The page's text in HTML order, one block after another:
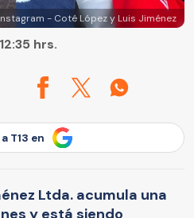
- Coté López y Luis Jiménez
hrs.
T13 en
Ltda. acumula una
y está siendo